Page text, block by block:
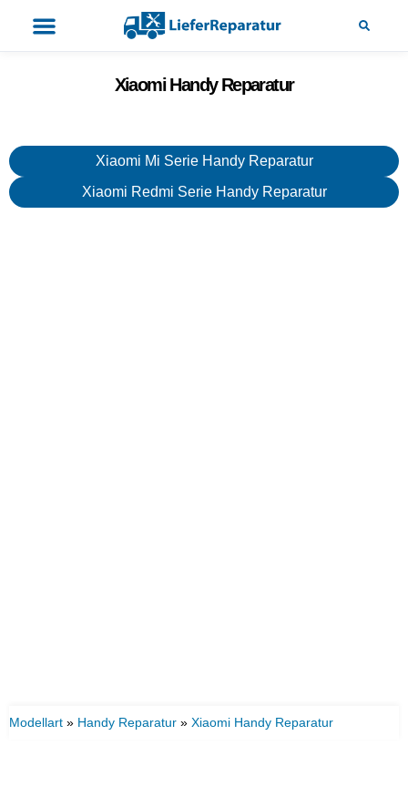
Xiaomi Handy Reparatur
Xiaomi Mi Serie Handy Reparatur
Xiaomi Redmi Serie Handy Reparatur
Modellart » Handy Reparatur » Xiaomi Handy Reparatur